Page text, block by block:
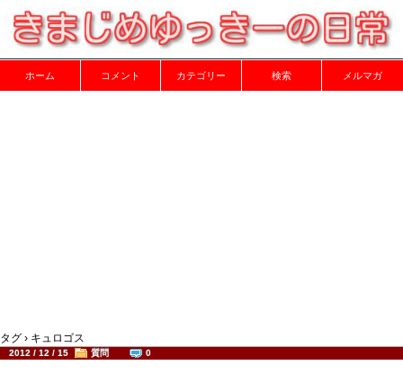
ホーム コメント カテゴリー 検索 メルマガ
タグ › キュロゴス
2012 / 12 / 15 質問 0